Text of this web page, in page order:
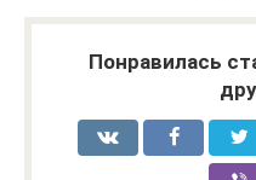
Понравилась